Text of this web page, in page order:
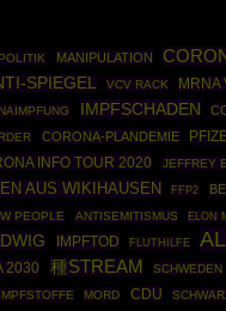
MANIPULATION
SPIEGEL VCV RACK MRNA
IMPFSCHADEN
CORONA-PLANDEMIE
INFO TOUR 2020 JEFFREY
AUS WIKIHAUSEN FFP2
PEOPLE ANTISEMITISMUS ELON
IMPFTOD FLUTHILFE
2030 種STREAM SCHWEDEN
MORD CDU